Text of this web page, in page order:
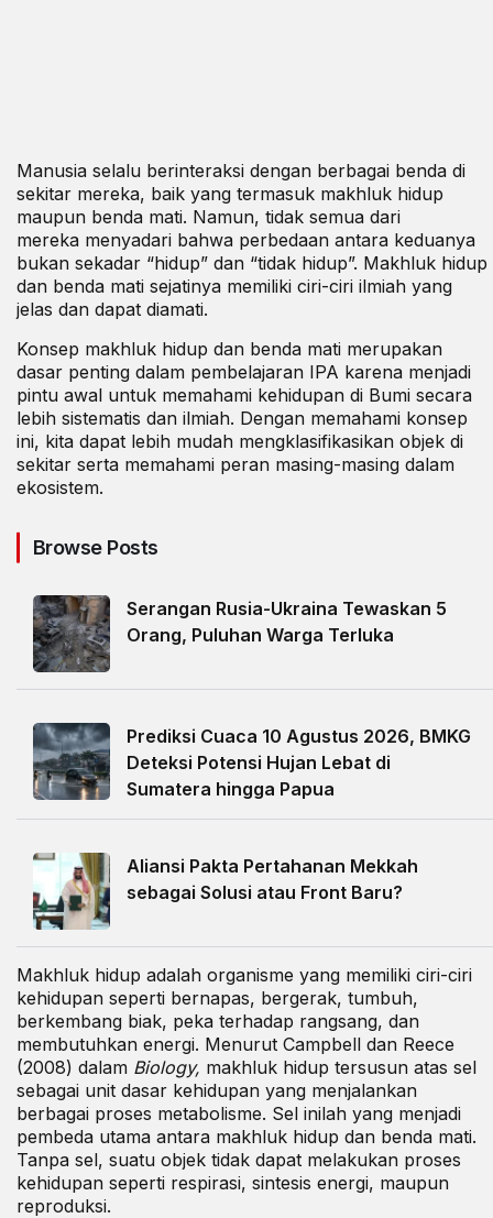
Manusia selalu berinteraksi dengan berbagai benda di
sekitar mereka, baik yang termasuk makhluk hidup
maupun benda mati. Namun, tidak semua dari
mereka menyadari bahwa perbedaan antara keduanya
bukan sekadar “hidup” dan “tidak hidup”. Makhluk hidup
dan benda mati sejatinya memiliki ciri-ciri ilmiah yang
jelas dan dapat diamati.
Konsep makhluk hidup dan benda mati merupakan
dasar penting dalam pembelajaran IPA karena menjadi
pintu awal untuk memahami kehidupan di Bumi secara
lebih sistematis dan ilmiah. Dengan memahami konsep
ini, kita dapat lebih mudah mengklasifikasikan objek di
sekitar serta memahami peran masing-masing dalam
ekosistem.
Browse Posts
Serangan Rusia-Ukraina Tewaskan 5
Orang, Puluhan Warga Terluka
Prediksi Cuaca 10 Agustus 2026, BMKG
Deteksi Potensi Hujan Lebat di
Sumatera hingga Papua
Aliansi Pakta Pertahanan Mekkah
sebagai Solusi atau Front Baru?
Makhluk hidup adalah organisme yang memiliki ciri-ciri
kehidupan seperti bernapas, bergerak, tumbuh,
berkembang biak, peka terhadap rangsang, dan
membutuhkan energi. Menurut Campbell dan Reece
(2008) dalam Biology, makhluk hidup tersusun atas sel
sebagai unit dasar kehidupan yang menjalankan
berbagai proses metabolisme. Sel inilah yang menjadi
pembeda utama antara makhluk hidup dan benda mati.
Tanpa sel, suatu objek tidak dapat melakukan proses
kehidupan seperti respirasi, sintesis energi, maupun
reproduksi.